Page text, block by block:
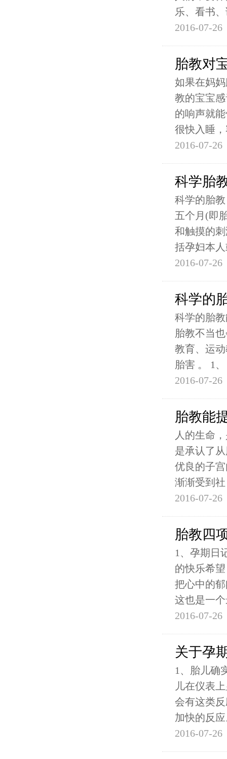
乐、看书
2016-07-26
胎教对
如果在妈
教的宝宝
的响声就
很快入睡
2016-07-26
科学胎
科学的胎
五个月(即
和触摸的
括孕妇本
2016-07-26
科学的
科学的胎
胎教不当
教育、运
胎害 。 1、
2016-07-26
胎教能
人的生命
是承认了
优良的子
渐渐受到社
2016-07-26
胎教四
1、孕期日
的快乐希
把心中的
这也是一
2016-07-26
关于孕
1、胎儿确
儿在仪表
会有这类
加快的反
2016-07-26